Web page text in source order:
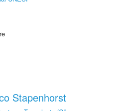
Stapenhorst